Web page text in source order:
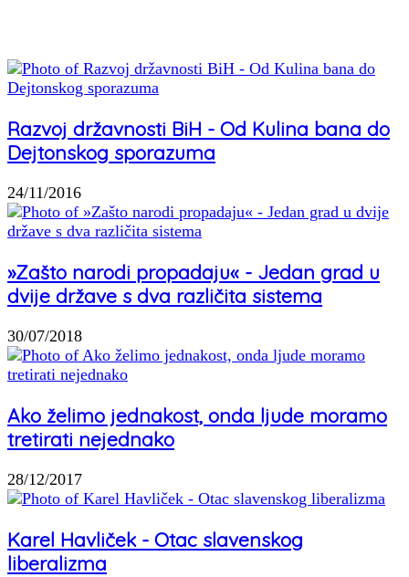
Razvoj državnosti BiH - Od Kulina bana do
Dejtonskog sporazuma
24/11/2016
»Zašto narodi propadaju« - Jedan grad u
dvije države s dva različita sistema
30/07/2018
Ako želimo jednakost, onda ljude moramo
tretirati nejednako
28/12/2017
Karel Havliček - Otac slavenskog
liberalizma